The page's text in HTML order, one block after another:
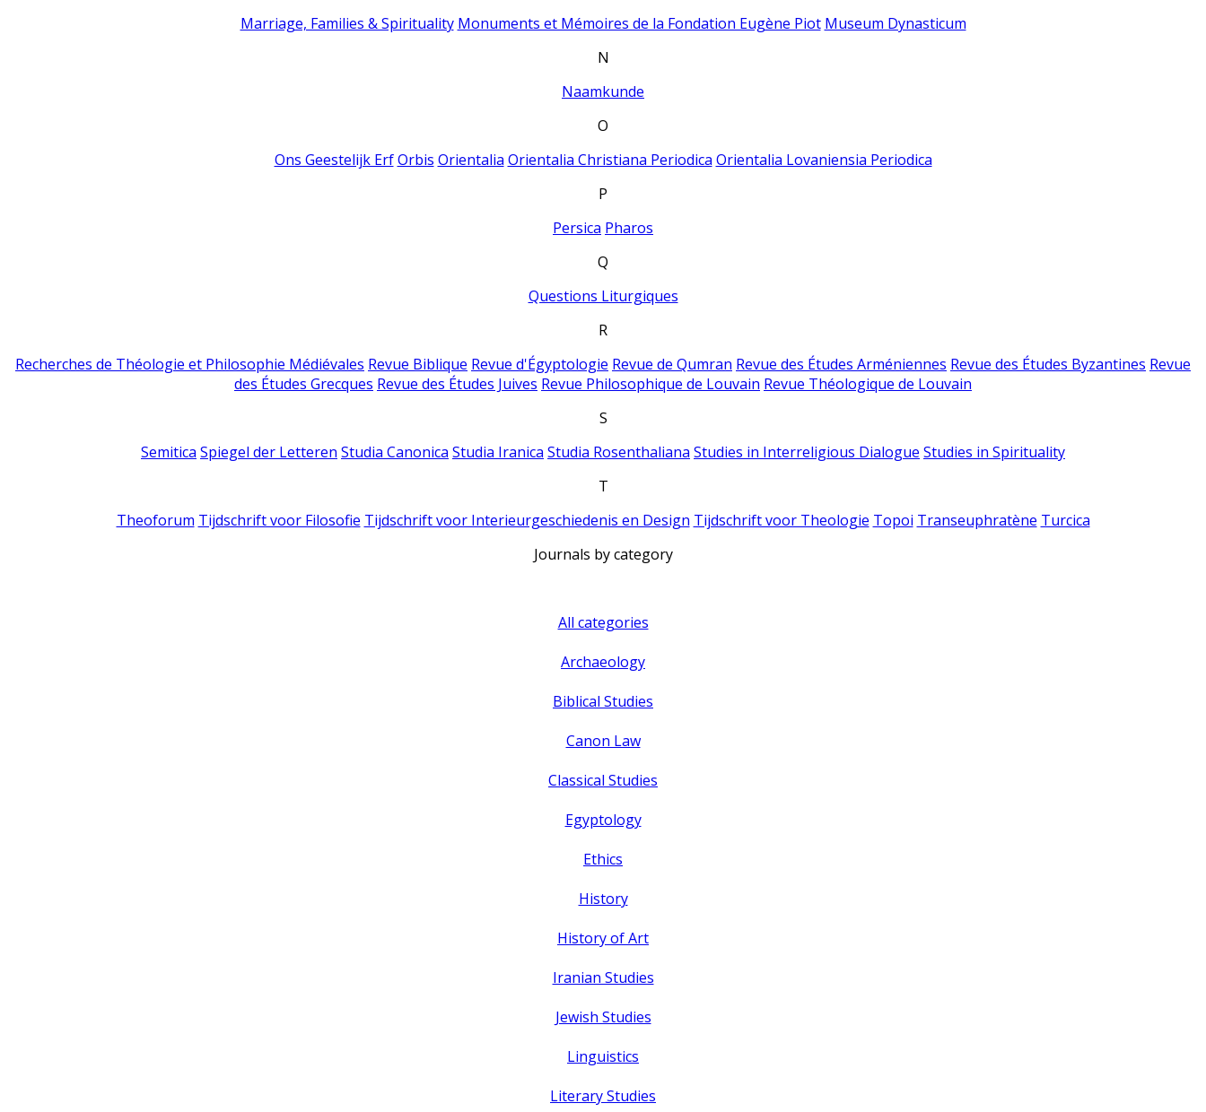
Marriage, Families & Spirituality Monuments et Mémoires de la Fondation Eugène Piot Museum Dynasticum
N
Naamkunde
O
Ons Geestelijk Erf Orbis Orientalia Orientalia Christiana Periodica Orientalia Lovaniensia Periodica
P
Persica Pharos
Q
Questions Liturgiques
R
Recherches de Théologie et Philosophie Médiévales Revue Biblique Revue d'Égyptologie Revue de Qumran Revue des Études Arméniennes Revue des Études Byzantines Revue
des Études Grecques Revue des Études Juives Revue Philosophique de Louvain Revue Théologique de Louvain
S
Semitica Spiegel der Letteren Studia Canonica Studia Iranica Studia Rosenthaliana Studies in Interreligious Dialogue Studies in Spirituality
T
Theoforum Tijdschrift voor Filosofie Tijdschrift voor Interieurgeschiedenis en Design Tijdschrift voor Theologie Topoi Transeuphratène Turcica
Journals by category
All categories
Archaeology
Biblical Studies
Canon Law
Classical Studies
Egyptology
Ethics
History
History of Art
Iranian Studies
Jewish Studies
Linguistics
Literary Studies